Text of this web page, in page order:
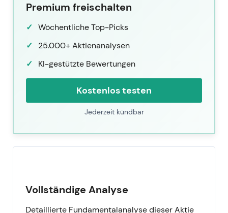
Premium freischalten
Wöchentliche Top-Picks
25.000+ Aktienanalysen
KI-gestützte Bewertungen
Kostenlos testen
Jederzeit kündbar
Vollständige Analyse
Detaillierte Fundamentalanalyse dieser Aktie